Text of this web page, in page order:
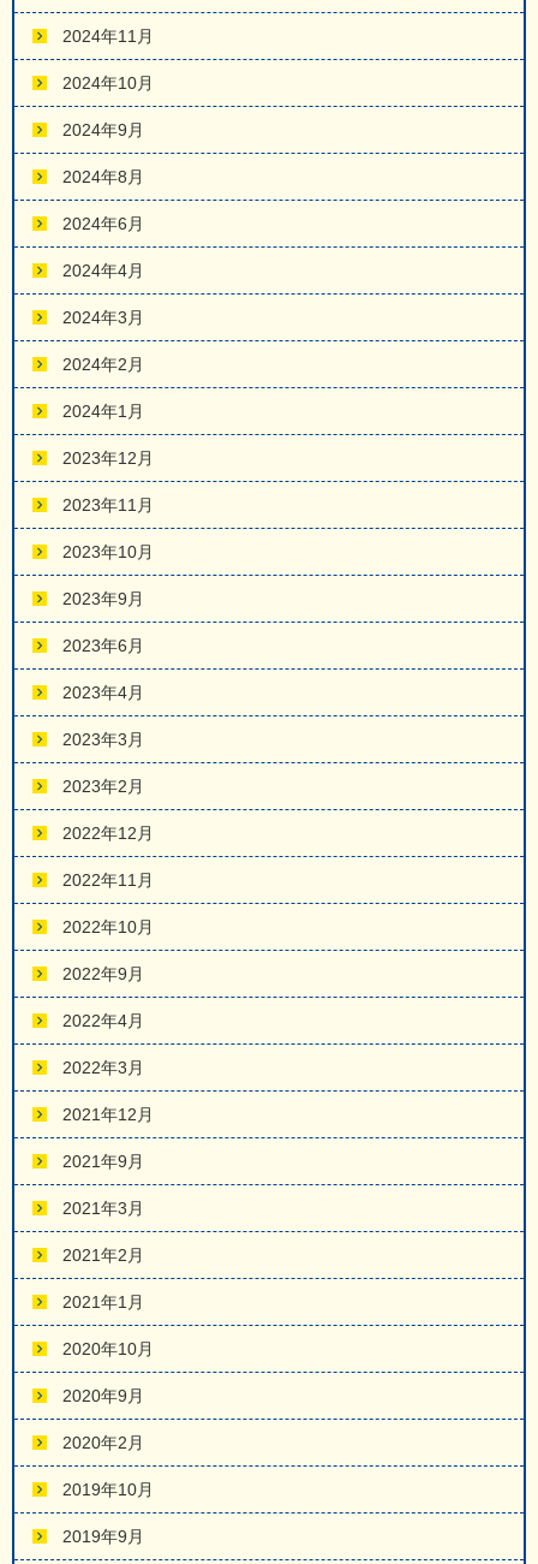
2024年11月
2024年10月
2024年9月
2024年8月
2024年6月
2024年4月
2024年3月
2024年2月
2024年1月
2023年12月
2023年11月
2023年10月
2023年9月
2023年6月
2023年4月
2023年3月
2023年2月
2022年12月
2022年11月
2022年10月
2022年9月
2022年4月
2022年3月
2021年12月
2021年9月
2021年3月
2021年2月
2021年1月
2020年10月
2020年9月
2020年2月
2019年10月
2019年9月